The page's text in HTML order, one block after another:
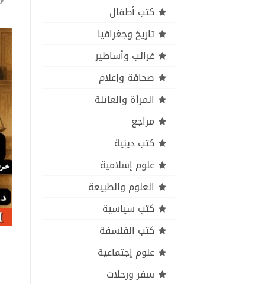
كتب أطفال
تاريخ وجغرافيا
غرائب وأساطير
صحافة وإعلام
المرأة والعائلة
مراجع
كتب دينية
علوم إسلامية
العلوم والطبيعة
كتب سياسية
كتب الفلسفة
علوم إجتماعية
سفر ورحلات